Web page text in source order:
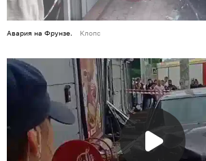
Авария на Фрунзе. Клопс